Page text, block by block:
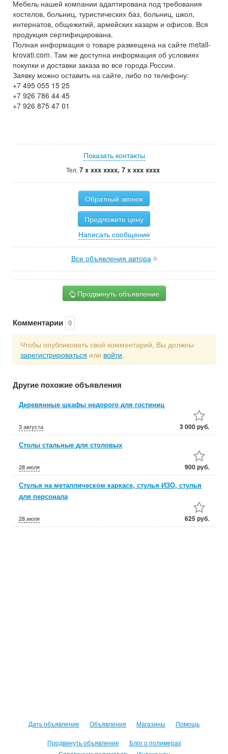
Мебель нашей компании адаптирована под требования
хостелов, больниц, туристических баз, больниц, школ,
интернатов, общежитий, армейских казарм и офисов. Вся
продукция сертифицирована.
Полная информация о товаре размещена на сайте metall-
krovati.com. Там же доступна информация об условиях
покупки и доставки заказа во все города России.
Заявку можно оставить на сайте, либо по телефону:
+7 495 055 15 25
+7 926 786 44 45
+7 926 875 47 01
Показать контакты
Тел. 7 x xxx xxxx, 7 x xxx xxxx
Обратный звонок
Предложите цену
Написать сообщение
Все объявления автора
Продвинуть объявление
Комментарии 0
Чтобы опубликовать свой комментарий, Вы должны
зарегистрироваться или войти.
Другие похожие объявления
Деревянные шкафы недорого для гостиниц
3 августа 3 000 руб.
Столы стальные для столовых
28 июля 900 руб.
Стулья на металлическом каркасе, стулья ИЗО, стулья
для персонала
28 июля 625 руб.
Дать объявление Объявления Магазины Помощь
Продвинуть объявление
Блог о полимерах